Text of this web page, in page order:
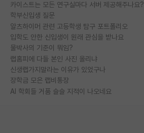
카이스트는 모든 연구실마다 서버 제공해주나요?
학부신입생 질문
알츠하이머 관련 고등학생 탐구 포트폴리오
입학도 안한 신입생이 원래 관심을 받나요
물박사의 기준이 뭐임?
랩홈피에 다들 본인 사진 올리냐
신생랩가지말라는 이유가 있었구나
장학금 모은 랩비통장
AI 학회들 거품 슬슬 지적이 나오네요